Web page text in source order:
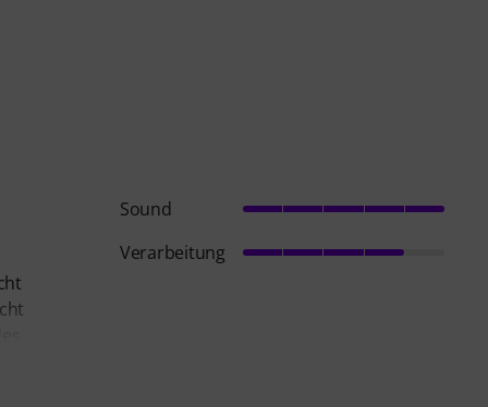
Sound
Verarbeitung